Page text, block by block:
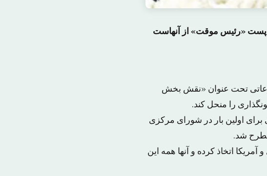
پست «رئیس موقت» از آنهاست
تحت عنوان «نقش بخش
را منحل کند.
اولین بار در شورای مرکزی
مطرح شد.
اتخاذ کرده و آنها همه این